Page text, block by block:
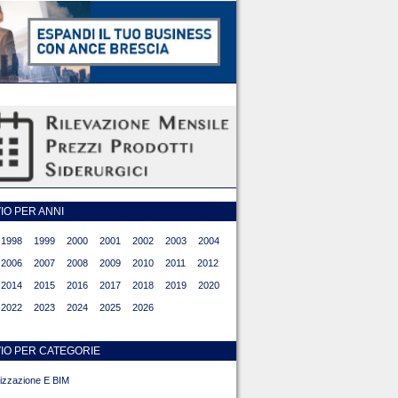
PER ANNI
1998 1999 2000 2001 2002 2003 2004
2006 2007 2008 2009 2010 2011 2012
2014 2015 2016 2017 2018 2019 2020
2022 2023 2024 2025 2026
PER CATEGORIE
E BIM